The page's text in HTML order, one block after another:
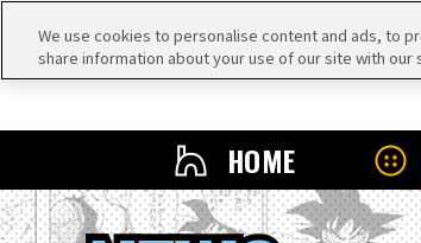
HOME
We use cookies to personalise content and ads, to
share information about your use of our site with